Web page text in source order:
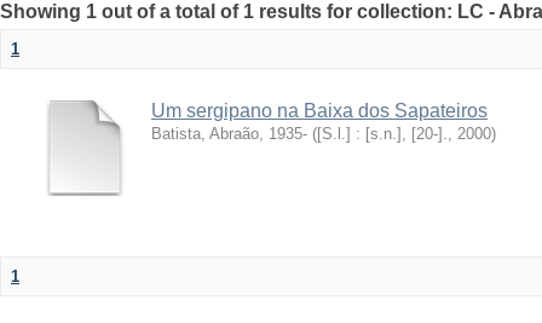
Showing 1 out of a total of 1 results for collection: LC -
1
Um sergipano na Baixa dos Sapateiros
Batista, Abraão, 1935- ([S.l.] : [s.n.], [20-]., 2000)
1